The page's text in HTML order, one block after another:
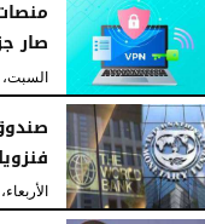
صار
السبت، 4 أبريل 2026
الأربعاء، 14 يناير 2026